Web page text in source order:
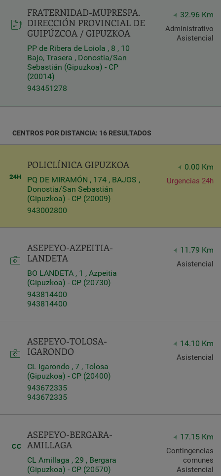
Distancia
Kilómetros
Servicios
Apply
FRATERNIDAD-MUPRESPA.
DIRECCIÓN PROVINCIAL DE
GUIPÚZCOA / GIPUZKOA
PP de Ribera de Loiola , 8 , 10
Bajo, Trasera , Donostia/San
Sebastián (Gipuzkoa) - CP
(20014)
943451278
32.96 Km
Administrativo
Asistencial
CENTROS POR DISTANCIA: 16 RESULTADOS
POLICLÍNICA GIPUZKOA
PQ DE MIRAMÓN , 174 , BAJOS ,
Donostia/San Sebastián
(Gipuzkoa) - CP (20009)
943002800
0.00 Km
Urgencias 24h
ASEPEYO-AZPEITIA-
LANDETA
BO LANDETA , 1 , Azpeitia
(Gipuzkoa) - CP (20730)
943814400
943814400
11.79 Km
Asistencial
ASEPEYO-TOLOSA-
IGARONDO
CL Igarondo , 7 , Tolosa
(Gipuzkoa) - CP (20400)
943672335
943672335
14.10 Km
Asistencial
ASEPEYO-BERGARA-
AMILLAGA
CL Amillaga , 29 , Bergara
(Gipuzkoa) - CP (20570)
17.15 Km
Contingencias
comunes
Asistencial